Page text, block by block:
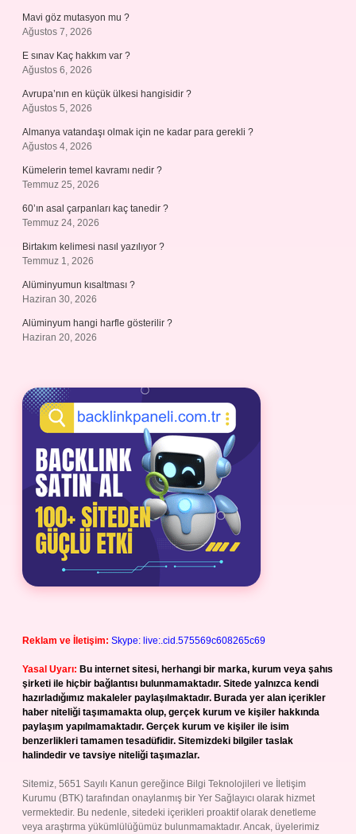
Mavi göz mutasyon mu ?
Ağustos 7, 2026
E sınav Kaç hakkım var ?
Ağustos 6, 2026
Avrupa’nın en küçük ülkesi hangisidir ?
Ağustos 5, 2026
Almanya vatandaşı olmak için ne kadar para gerekli ?
Ağustos 4, 2026
Kümelerin temel kavramı nedir ?
Temmuz 25, 2026
60’ın asal çarpanları kaç tanedir ?
Temmuz 24, 2026
Birtakım kelimesi nasıl yazılıyor ?
Temmuz 1, 2026
Alüminyumun kısaltması ?
Haziran 30, 2026
Alüminyum hangi harfle gösterilir ?
Haziran 20, 2026
Reklam ve İletişim: Skype: live:.cid.575569c608265c69
Yasal Uyarı: Bu internet sitesi, herhangi bir marka, kurum veya şahıs
şirketi ile hiçbir bağlantısı bulunmamaktadır. Sitede yalnızca kendi
hazırladığımız makaleler paylaşılmaktadır. Burada yer alan içerikler
haber niteliği taşımamakta olup, gerçek kurum ve kişiler hakkında
paylaşım yapılmamaktadır. Gerçek kurum ve kişiler ile isim
benzerlikleri tamamen tesadüfidir. Sitemizdeki bilgiler taslak
halindedir ve tavsiye niteliği taşımazlar.
Sitemiz, 5651 Sayılı Kanun gereğince Bilgi Teknolojileri ve İletişim
Kurumu (BTK) tarafından onaylanmış bir Yer Sağlayıcı olarak hizmet
vermektedir. Bu nedenle, sitedeki içerikleri proaktif olarak denetleme
veya araştırma yükümlülüğümüz bulunmamaktadır. Ancak, üyelerimiz